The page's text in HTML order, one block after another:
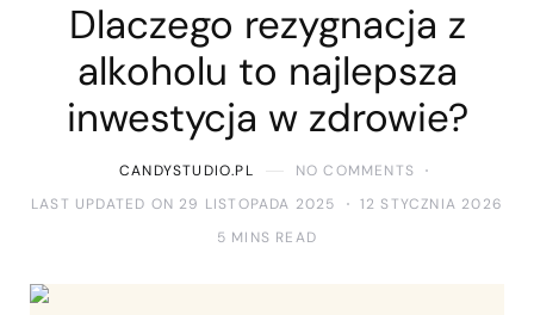
Dlaczego rezygnacja z
alkoholu to najlepsza
inwestycja w zdrowie?
CANDYSTUDIO.PL
NO COMMENTS
LAST UPDATED ON 29 LISTOPADA 2025
12 STYCZNIA 2026
5 MINS READ